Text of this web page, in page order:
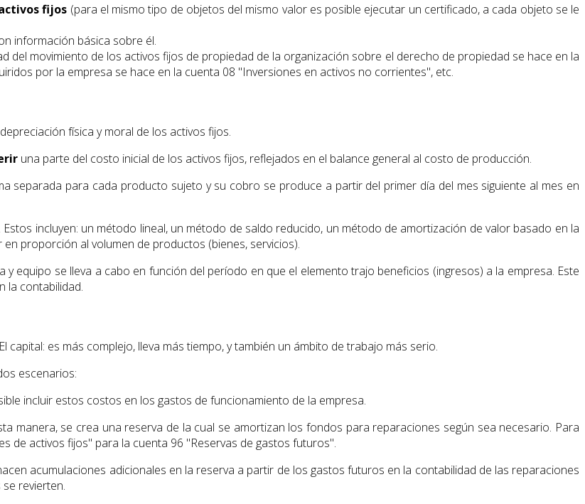
fijos (para el mismo tipo de objetos del mismo valor es posible ejecutar un certificado, a cada objeto se le
información básica sobre él.
del movimiento de los activos fijos de propiedad de la organización sobre el derecho de propiedad se hace en la
por la empresa se hace en la cuenta 08 "Inversiones en activos no corrientes", etc.
física y moral de los activos fijos.
una parte del costo inicial de los activos fijos, reflejados en el balance general al costo de producción.
separada para cada producto sujeto y su cobro se produce a partir del primer día del mes siguiente al mes en
incluyen: un método lineal, un método de saldo reducido, un método de amortización de valor basado en la
proporción al volumen de productos (bienes, servicios).
y equipo se lleva a cabo en función del período en que el elemento trajo beneficios (ingresos) a la empresa. Este
la contabilidad.
es más complejo, lleva más tiempo, y también un ámbito de trabajo más serio.
escenarios:
incluir estos costos en los gastos de funcionamiento de la empresa.
manera, se crea una reserva de la cual se amortizan los fondos para reparaciones según sea necesario. Para
de activos fijos" para la cuenta 96 "Reservas de gastos futuros".
acumulaciones adicionales en la reserva a partir de los gastos futuros en la contabilidad de las reparaciones
revierten.